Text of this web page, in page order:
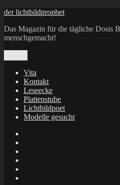
Zum
springen
der lichtbildprophet
Das Magazin für die tägliche Dosis
menschgemacht!
Vita
Kontakt
Leseecke
Plattenstube
Lichtbildpoet
Modelle gesucht